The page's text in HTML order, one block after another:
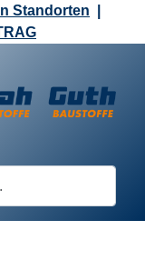
Standorten